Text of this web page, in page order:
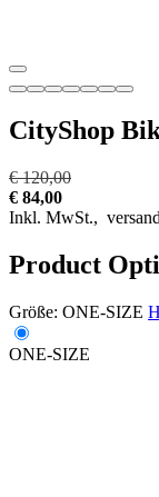
CityShop
€ 120,00
€ 84,00
Inkl. MwSt.,
Product
Größe: ONE-SIZE
ONE-SIZE